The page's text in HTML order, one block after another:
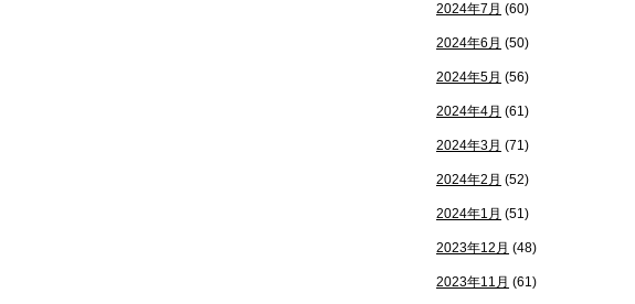
2024年7月 (60)
2024年6月 (50)
2024年5月 (56)
2024年4月 (61)
2024年3月 (71)
2024年2月 (52)
2024年1月 (51)
2023年12月 (48)
2023年11月 (61)